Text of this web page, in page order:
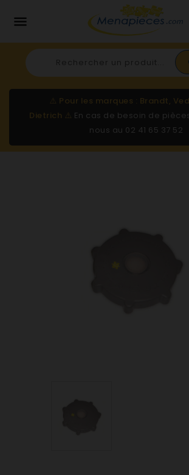

⚠️ Pour les marques : Brandt,
Dietrich ⚠️ En cas de besoin de
nous au 02 41 65 37 52